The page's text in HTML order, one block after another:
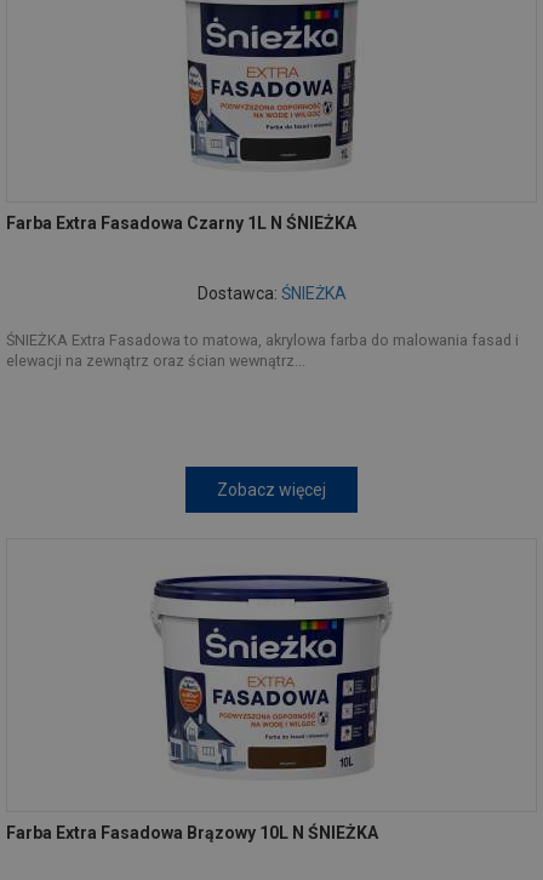
Farba Extra Fasadowa Czarny 1L N ŚNIEŻKA
Dostawca: ŚNIEŻKA
ŚNIEŻKA Extra Fasadowa to matowa, akrylowa farba do malowania fasad i
elewacji na zewnątrz oraz ścian wewnątrz...
Zobacz więcej
Farba Extra Fasadowa Brązowy 10L N ŚNIEŻKA